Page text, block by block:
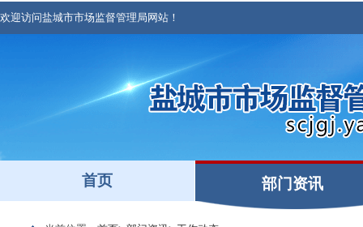
欢迎访问盐城市市场监督管理局网站！
首页 部门资讯